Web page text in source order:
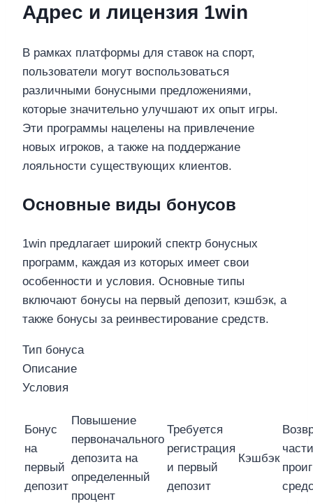
Адрес и лицензия 1win
В рамках платформы для ставок на спорт,
пользователи могут воспользоваться
различными бонусными предложениями,
которые значительно улучшают их опыт игры.
Эти программы нацелены на привлечение
новых игроков, а также на поддержание
лояльности существующих клиентов.
Основные виды бонусов
1win предлагает широкий спектр бонусных
программ, каждая из которых имеет свои
особенности и условия. Основные типы
включают бонусы на первый депозит, кэшбэк, а
также бонусы за реинвестирование средств.
Тип бонуса
Описание
Условия
Бонус
на
первый
депозит
Повышение
первоначального
депозита на
определенный
процент
Требуется
регистрация
и первый
депозит
Кэшбэк
части